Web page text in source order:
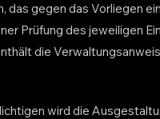
das gegen das Vorliegen
Prüfung des jeweiligen
die
wird die